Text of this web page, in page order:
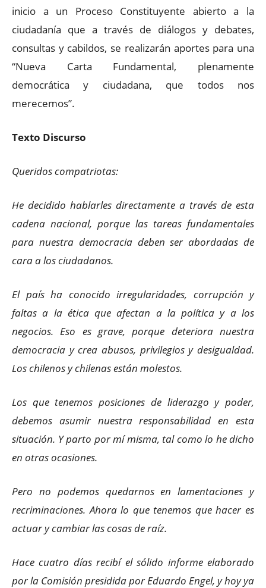
inicio a un Proceso Constituyente abierto a la
ciudadanía que a través de diálogos y debates,
consultas y cabildos, se realizarán aportes para una
“Nueva Carta Fundamental, plenamente
democrática y ciudadana, que todos nos
merecemos”.
Texto Discurso
Queridos compatriotas:
He decidido hablarles directamente a través de esta
cadena nacional, porque las tareas fundamentales
para nuestra democracia deben ser abordadas de
cara a los ciudadanos.
El país ha conocido irregularidades, corrupción y
faltas a la ética que afectan a la política y a los
negocios. Eso es grave, porque deteriora nuestra
democracia y crea abusos, privilegios y desigualdad.
Los chilenos y chilenas están molestos.
Los que tenemos posiciones de liderazgo y poder,
debemos asumir nuestra responsabilidad en esta
situación. Y parto por mí misma, tal como lo he dicho
en otras ocasiones.
Pero no podemos quedarnos en lamentaciones y
recriminaciones. Ahora lo que tenemos que hacer es
actuar y cambiar las cosas de raíz.
Hace cuatro días recibí el sólido informe elaborado
por la Comisión presidida por Eduardo Engel, y hoy ya